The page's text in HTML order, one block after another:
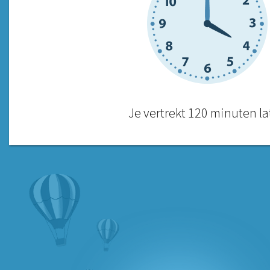
Je vertrekt 120 minuten